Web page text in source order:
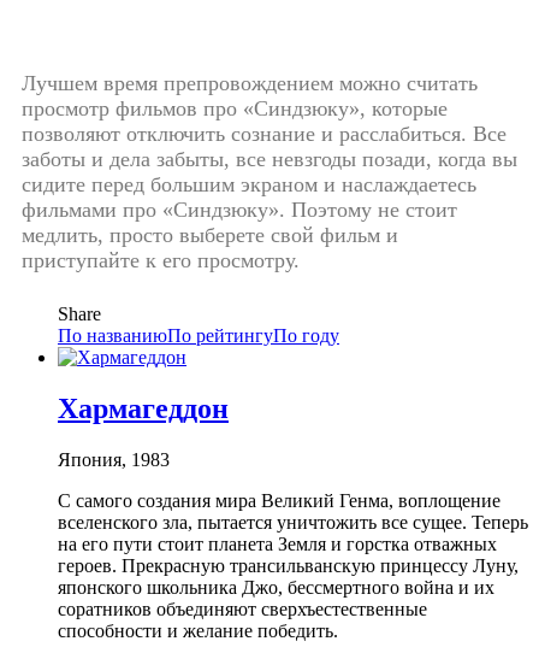
Лучшем время препровождением можно считать
просмотр фильмов про «Синдзюку», которые
позволяют отключить сознание и расслабиться. Все
заботы и дела забыты, все невзгоды позади, когда вы
сидите перед большим экраном и наслаждаетесь
фильмами про «Синдзюку». Поэтому не стоит
медлить, просто выберете свой фильм и
приступайте к его просмотру.
Share
По названиюПо рейтингуПо году
Хармагеддон
Япония, 1983
С самого создания мира Великий Генма, воплощение
вселенского зла, пытается уничтожить все сущее. Теперь
на его пути стоит планета Земля и горстка отважных
героев. Прекрасную трансильванскую принцессу Луну,
японского школьника Джо, бессмертного война и их
соратников объединяют сверхъестественные
способности и желание победить.